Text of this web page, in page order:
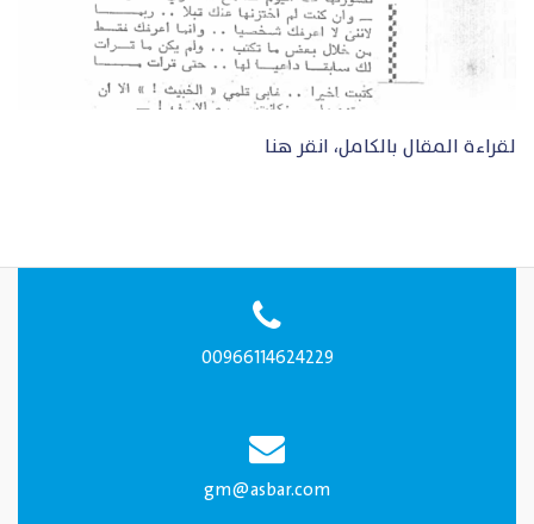
لقراءة المقال بالكامل، انقر هنا
00966114624229
gm@asbar.com